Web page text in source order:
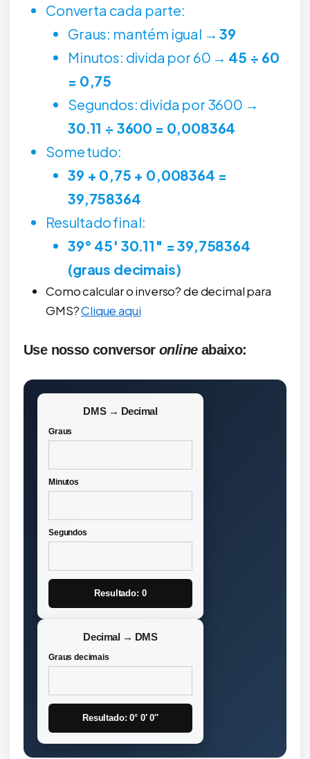
Converta cada parte:
Graus: mantém igual →39
Minutos: divida por 60 → 45 ÷ 60
= 0,75
Segundos: divida por 3600 →
30.11 ÷ 3600 = 0,008364
Some tudo:
39 + 0,75 + 0,008364 =
39,758364
Resultado final:
39° 45′ 30.11″ = 39,758364
(graus decimais)
Como calcular o inverso? de decimal para
GMS?Clique aqui
Use nosso conversor online abaixo:
DMS → Decimal
Graus
Minutos
Segundos
Resultado: 0
Decimal → DMS
Graus decimais
Resultado: 0° 0′ 0″